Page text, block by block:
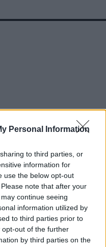
Personal Information
to third parties, or
information for
use the below opt-out
note that after your
continue seeing
information utilized by
to third parties prior to
out of the further
by third parties on the